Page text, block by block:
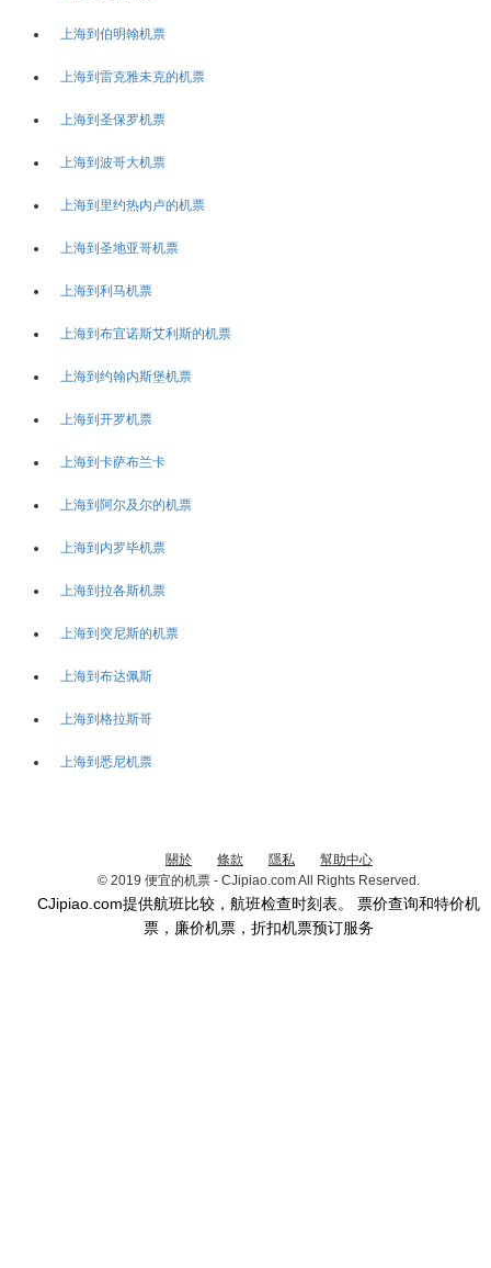
上海到伯明翰机票
上海到雷克雅未克的机票
上海到圣保罗机票
上海到波哥大机票
上海到里约热内卢的机票
上海到圣地亚哥机票
上海到利马机票
上海到布宜诺斯艾利斯的机票
上海到约翰内斯堡机票
上海到开罗机票
上海到卡萨布兰卡
上海到阿尔及尔的机票
上海到内罗毕机票
上海到拉各斯机票
上海到突尼斯的机票
上海到布达佩斯
上海到格拉斯哥
上海到悉尼机票
關於 條款 隱私
幫助中心
© 2019 便宜的机票 - CJipiao.com All Rights Reserved.
CJipiao.com提供航班比较，航班检查时刻表。 票价查询和特价机
票，廉价机票，折扣机票预订服务